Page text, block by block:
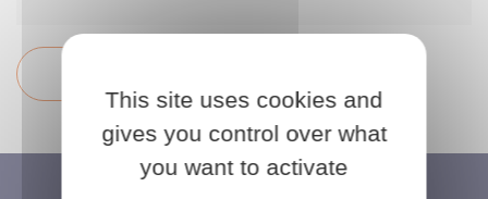
This site uses cookies and
gives you control over what
you want to activate